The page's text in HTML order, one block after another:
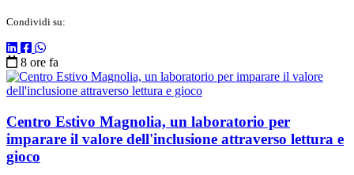
Condividi su:
8 ore fa
Centro Estivo Magnolia, un laboratorio per
imparare il valore dell'inclusione attraverso lettura e
gioco